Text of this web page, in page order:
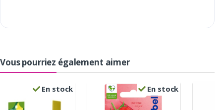
Vous pourriez également aimer
En stock En stock